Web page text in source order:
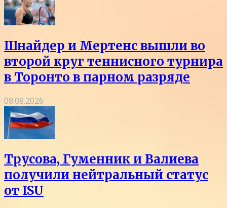
Шнайдер и Мертенс вышли во
второй круг теннисного турнира
в Торонто в парном разряде
08.08.2026
Трусова, Гуменник и Валиева
получили нейтральный статус
от ISU